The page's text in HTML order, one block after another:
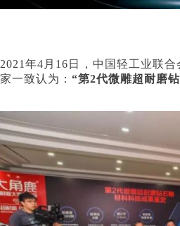
2021年4月16日，中国轻工业联
家一致认为： “第2代微雕超耐磨